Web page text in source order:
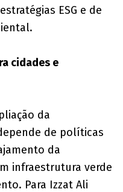
ESG e de
cidades e
da
de políticas
da
infraestrutura verde
Para Izzat Ali